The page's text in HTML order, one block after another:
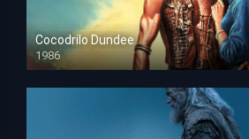
Cocodrilo Dundee
1986
HD 1080p